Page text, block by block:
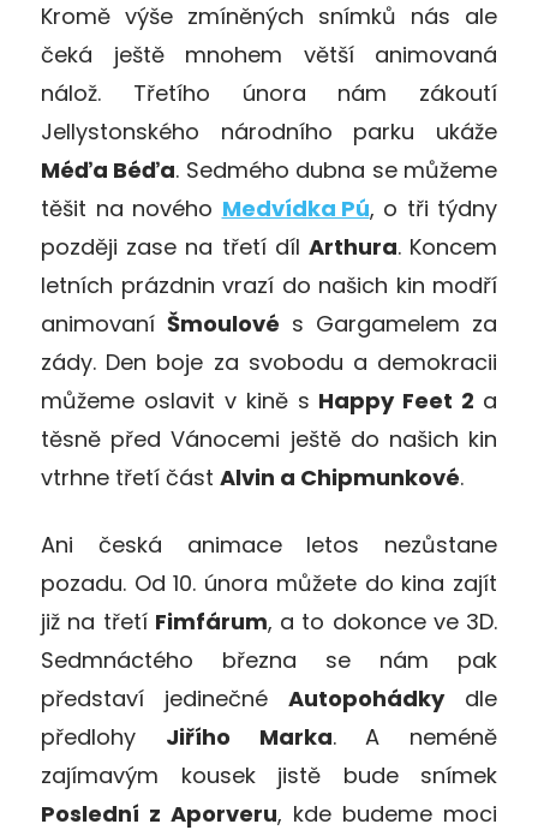
Kromě výše zmíněných snímků nás ale
čeká ještě mnohem větší animovaná
nálož. Třetího února nám zákoutí
Jellystonského národního parku ukáže
Méďa Béďa. Sedmého dubna se můžeme
těšit na nového Medvídka Pú, o tři týdny
později zase na třetí díl Arthura. Koncem
letních prázdnin vrazí do našich kin modří
animovaní Šmoulové s Gargamelem za
zády. Den boje za svobodu a demokracii
můžeme oslavit v kině s Happy Feet 2 a
těsně před Vánocemi ještě do našich kin
vtrhne třetí část Alvin a Chipmunkové.
Ani česká animace letos nezůstane
pozadu. Od 10. února můžete do kina zajít
již na třetí Fimfárum, a to dokonce ve 3D.
Sedmnáctého března se nám pak
představí jedinečné Autopohádkydle
předlohy Jiřího Marka. A neméně
zajímavým kousek jistě bude snímek
Poslední z Aporveru, kde budeme moci